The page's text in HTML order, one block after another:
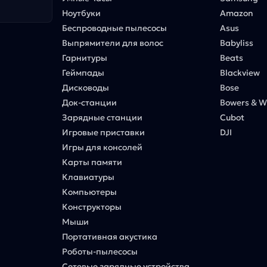
Ноутбуки
Беспроводные пылесосы
Выпрямители для волос
Гарнитуры
Геймпады
Дисководы
Док-станции
Зарядные станции
Игровые приставки
Игры для консолей
Карты памяти
Клавиатуры
Компьютеры
Конструкторы
Мыши
Портативная акустика
Роботы-пылесосы
Amazon
Asus
Babyliss
Beats
Blackview
Bose
Bowers &
Cubot
DJI